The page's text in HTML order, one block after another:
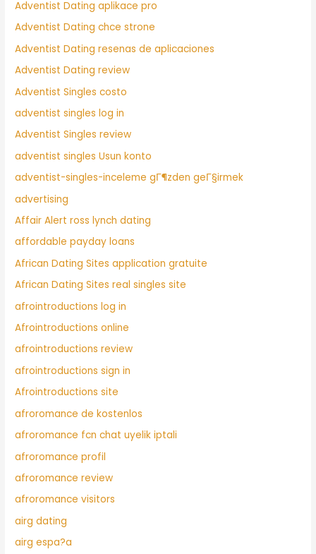
Adventist Dating aplikace pro
Adventist Dating chce strone
Adventist Dating resenas de aplicaciones
Adventist Dating review
Adventist Singles costo
adventist singles log in
Adventist Singles review
adventist singles Usun konto
adventist-singles-inceleme gГ¶zden geГ§irmek
advertising
Affair Alert ross lynch dating
affordable payday loans
African Dating Sites application gratuite
African Dating Sites real singles site
afrointroductions log in
Afrointroductions online
afrointroductions review
afrointroductions sign in
Afrointroductions site
afroromance de kostenlos
afroromance fcn chat uyelik iptali
afroromance profil
afroromance review
afroromance visitors
airg dating
airg espa?a